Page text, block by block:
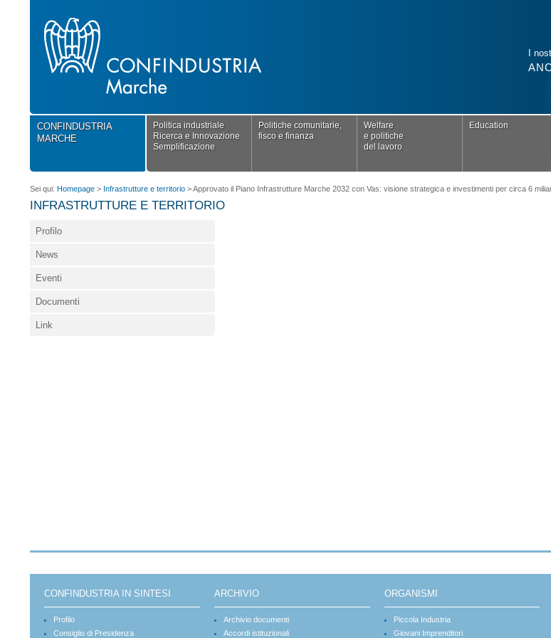
I
CONFINDUSTRIA
MARCHE
Politica industriale
Ricerca e Innovazione
Semplificazione
Politiche comunitarie,
fisco e finanza
Welfare
e politiche
del lavoro
Education
Sei qui: Homepage > Infrastrutture e territorio >Approvato il Piano Infrastrutture Marche 2032 con Vas: visione strategica e investimenti per circa 6
INFRASTRUTTURE E TERRITORIO
Profilo
News
Eventi
Documenti
Link
CONFINDUSTRIA IN SINTESI
Profilo
Consiglio di Presidenza
ARCHIVIO
Archivio documenti
Accordi istituzionali
ORGANISMI
Piccola Industria
Giovani Imprenditori